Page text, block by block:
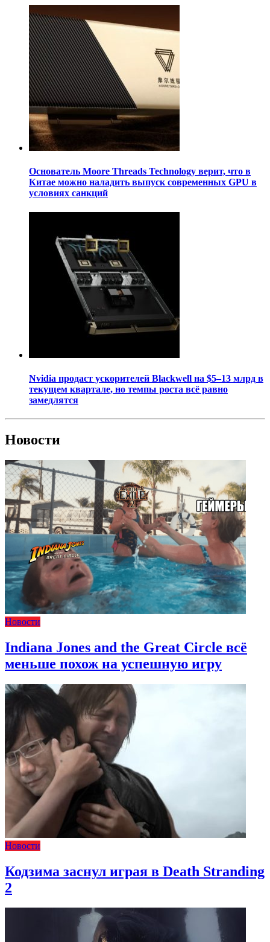
Основатель Moore Threads Technology верит, что в
Китае можно наладить выпуск современных GPU в
условиях санкций
Nvidia продаст ускорителей Blackwell на $5–13 млрд в
текущем квартале, но темпы роста всё равно
замедлятся
Новости
Новости
Indiana Jones and the Great Circle всё
меньше похож на успешную игру
Новости
Кодзима заснул играя в Death Stranding
2